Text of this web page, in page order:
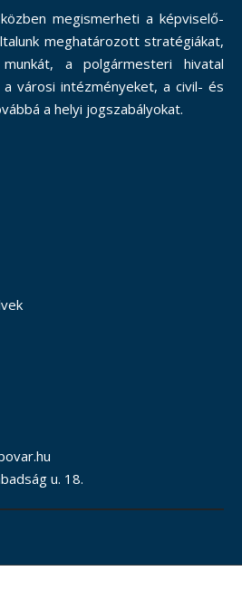
megismerheti a képviselő-
meghatározott stratégiákat,
a polgármesteri hivatal
városi intézményeket, a civil- és
a helyi jogszabályokat.
u. 18.